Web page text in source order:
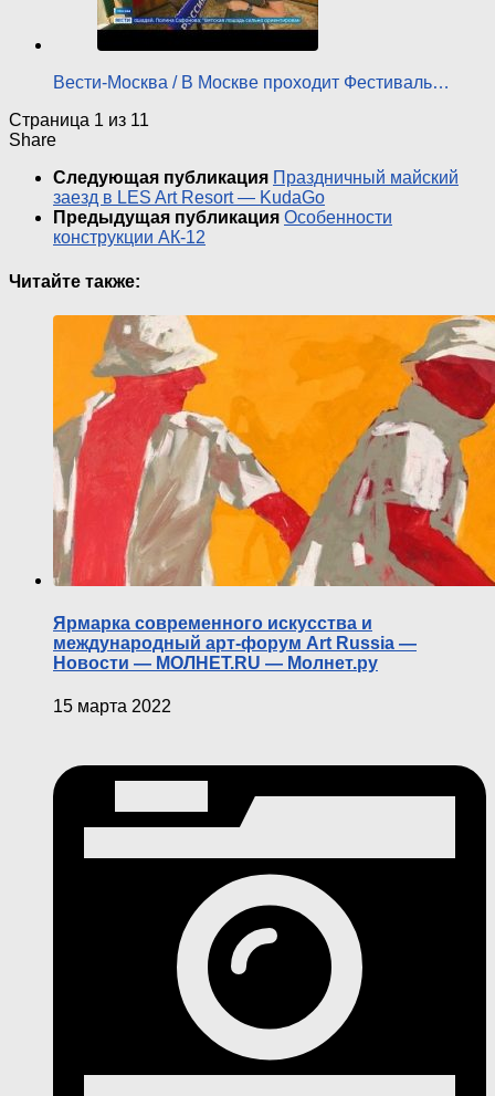
Вести-Москва / В Москве проходит Фестиваль…
Страница 1 из 11
Share
Следующая публикация Праздничный майский
заезд в LES Art Resort — KudaGo
Предыдущая публикация Особенности
конструкции АК-12
Читайте также:
Ярмарка современного искусства и
международный арт-форум Art Russia —
Новости — МОЛНЕТ.RU — Молнет.ру
15 марта 2022